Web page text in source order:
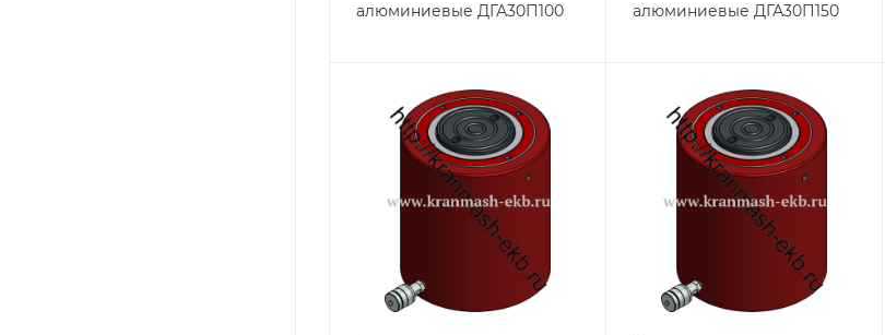
алюминиевые ДГА30П100
алюминиевые ДГА30П150